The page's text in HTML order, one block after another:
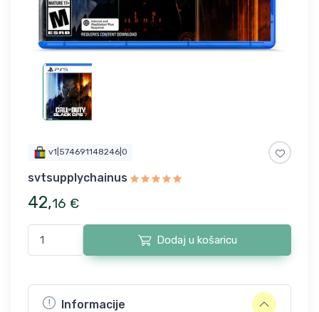
v1|574691148246|0
svtsupplychainus
42,16 €
Dodaj u košaricu
Informacije